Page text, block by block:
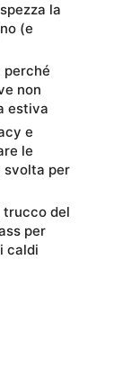
la
(e
perché
non
estiva
e
le
svolta per
trucco del
per
caldi